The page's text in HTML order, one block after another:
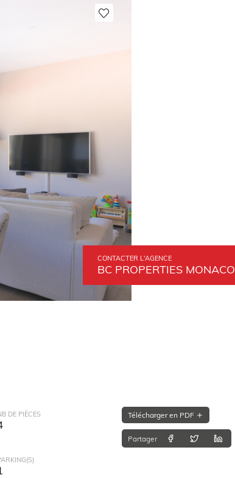
CONTACTER L'AGENCE
BC PROPERTIES MONACO
DE PIÈCES Télécharger en PDF
Partager